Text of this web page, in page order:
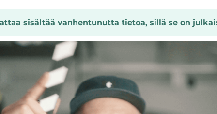
sisältää vanhentunutta tietoa, sillä se on